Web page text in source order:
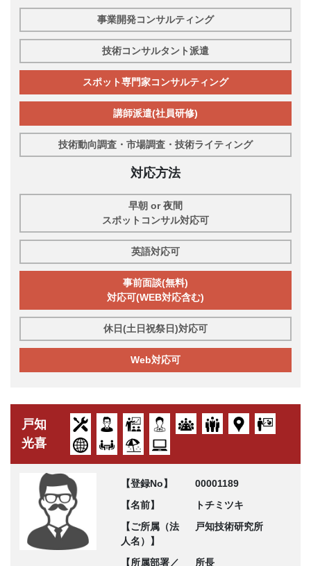
事業開発コンサルティング
技術コンサルタント派遣
スポット専門家コンサルティング
講師派遣(社員研修)
技術動向調査・市場調査・技術ライティング
対応方法
早朝 or 夜間
スポットコンサル対応可
英語対応可
事前面談(無料)
対応可(WEB対応含む)
休日(土日祝祭日)対応可
Web対応可
戸知
光喜
【登録No】
00001189
【名前】
トチミツキ
【ご所属（法
人名）】
戸知技術研究所
【所属部署／ 所長